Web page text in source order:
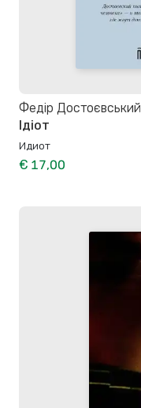
Федір Достоєвський
Ідіот
Идиот
€ 17,00